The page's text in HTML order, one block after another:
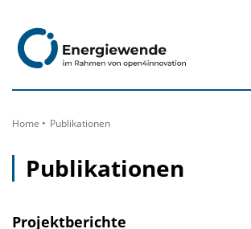
Home Publikationen
Publikationen
Projektberichte